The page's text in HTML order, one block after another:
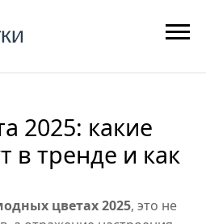
2025: какие
в тренде и как
цветах 2025, это не